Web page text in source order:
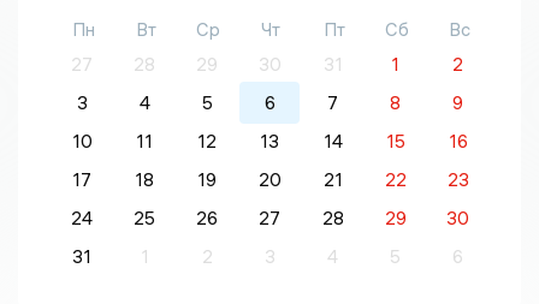
Пн Вт Ср Чт Пт Сб
Вс
27
28 29 30 31 1
2
3
4 5 6 7 8
9
10
11 12 13 14 15
16
17
18 19 20 21 22
23
24
25 26 27 28 29
30
31
1 2 3 4 5 6